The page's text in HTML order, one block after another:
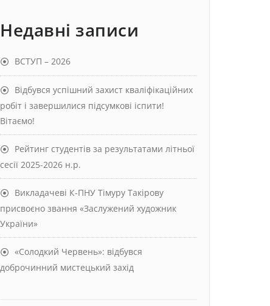
Недавні записи
ВСТУП – 2026
Відбувся успішний захист кваліфікаційних
робіт і завершилися підсумкові іспити!
Вітаємо!
Рейтинг студентів за результатами літньої
сесії 2025-2026 н.р.
Викладачеві К-ПНУ Тімуру Такірову
присвоєно звання «Заслужений художник
України»
«Солодкий Червень»: відбувся
доброчинний мистецький захід